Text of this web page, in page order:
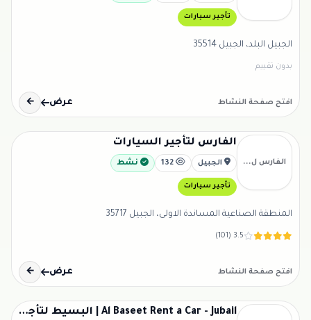
تأجير سيارات
الجبيل البلد، الجبيل 35514
بدون تقييم
افتح صفحة النشاط عرض ←
الفارس ل...
الفارس لتأجير السيارات
الجبيل نشط
تأجير سيارات
المنطقة الصناعية المساندة الاولى، الجبيل 35717
3.5 (101)
افتح صفحة النشاط عرض ←
Al Baseet Rent a Car - Jubail | البسيط لتأجير السيارات - الجبيل